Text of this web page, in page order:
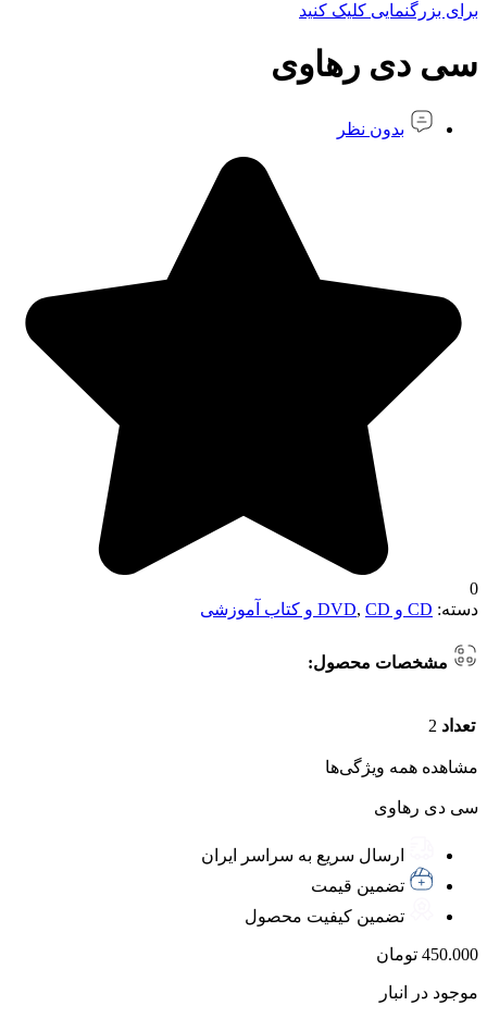
برای بزرگنمایی کلیک کنید
سی دی رهاوی
بدون نظر
0
دسته: CD و DVD , CD و کتاب آموزشی
مشخصات محصول:
تعداد 2
مشاهده همه ویژگی‌ها
سی دی رهاوی
ارسال سریع به سراسر ایران
تضمین قیمت
تضمین کیفیت محصول
450.000 تومان
موجود در انبار